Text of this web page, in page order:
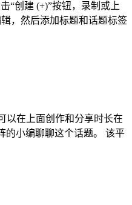
“创建 (+)”按钮，录制或上
，然后添加标题和话题标签
以在上面创作和分享时长在
的小编聊聊这个话题。 该平